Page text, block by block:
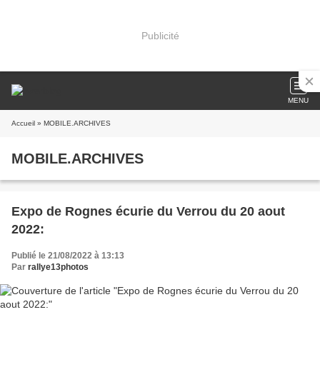
Publicité
MENU
Accueil » MOBILE.ARCHIVES
MOBILE.ARCHIVES
Expo de Rognes écurie du Verrou du 20 aout
2022:
Publié le 21/08/2022 à 13:13
Par rallye13photos